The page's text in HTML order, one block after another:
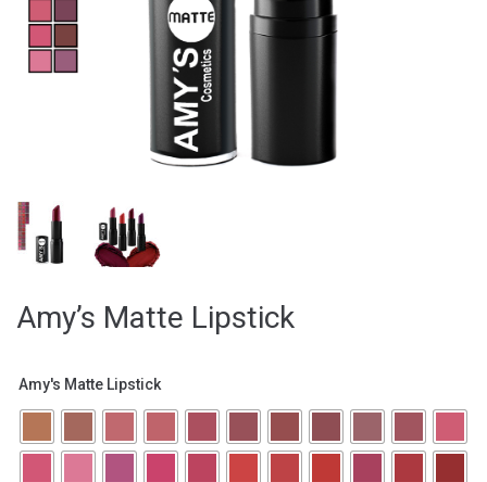
Amy’s Matte Lipstick
Amy's Matte Lipstick